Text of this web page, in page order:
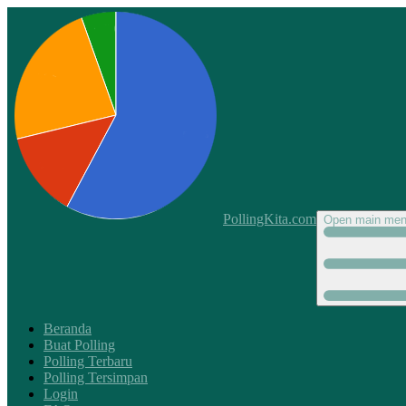
PollingKita.com Open main
Beranda
Buat Polling
Polling Terbaru
Polling Tersimpan
Login